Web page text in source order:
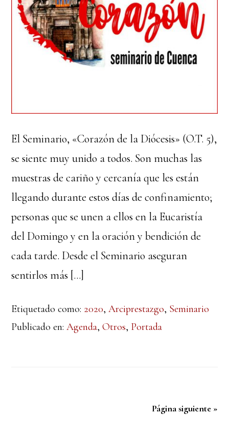
El Seminario, «Corazón de la Diócesis» (O.T. 5),
se siente muy unido a todos. Son muchas las
muestras de cariño y cercanía que les están
llegando durante estos días de confinamiento;
personas que se unen a ellos en la Eucaristía
del Domingo y en la oración y bendición de
cada tarde. Desde el Seminario aseguran
sentirlos más […]
Etiquetado como: 2020,Arciprestazgo, Seminario
Publicado en:Agenda,Otros, Portada
Página siguiente »